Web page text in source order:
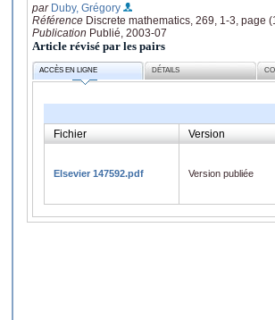
par Duby, Grégory
Référence Discrete mathematics, 269, 1-3, page
Publication Publié, 2003-07
Article révisé par les pairs
ACCÈS EN LIGNE DÉTAILS
Fichier Version
Elsevier 147592.pdf
Version publiée